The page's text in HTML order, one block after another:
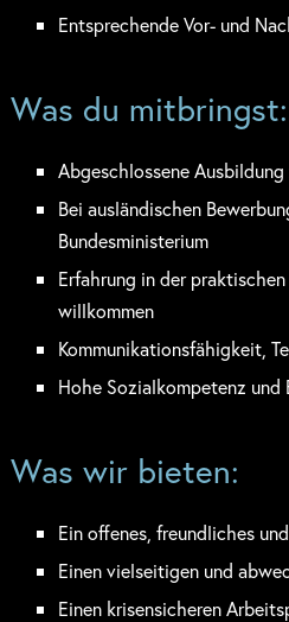
Entsprechende Vor- und
Was du mitbringst:
Abgeschlossene
Bei ausländischen
Bundesministerium
Erfahrung in der
willkommen
Kommunikationsfähigkeit,
Hohe Sozialkompetenz und
Was wir bieten:
Ein offenes, freundliches
Einen vielseitigen und
Einen krisensicheren